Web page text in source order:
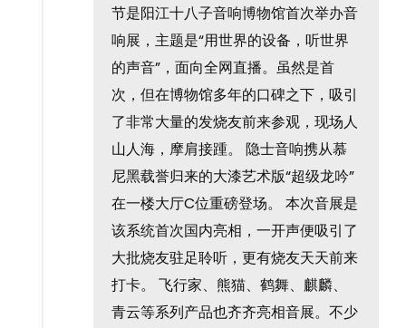
节是阳江十八子音响博物馆首次举办音
响展，主题是“用世界的设备，听世界
的声音”，面向全网直播。虽然是首
次，但在博物馆多年的口碑之下，吸引
了非常大量的发烧友前来参观，现场人
山人海，摩肩接踵。 隐士音响携从慕
尼黑载誉归来的大漆艺术版“超级龙吟”
在一楼大厅C位重磅登场。 本次音展是
该系统首次国内亮相，一开声便吸引了
大批烧友驻足聆听，更有烧友天天前来
打卡。 飞行家、熊猫、鹤舞、麒麟、
青云等系列产品也齐齐亮相音展。不少